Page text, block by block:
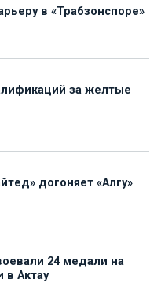
в «Трабзонспоре»
за желтые
догоняет «Алгу»
24 медали на
в Актау